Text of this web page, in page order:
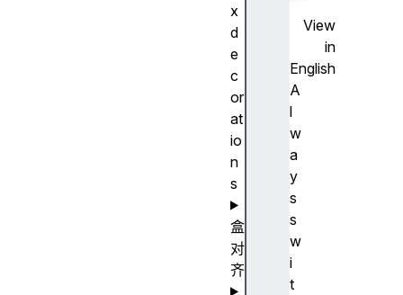
View
in
English
A
l
w
a
y
s
s
w
i
t
x
d
e
c
or
at
io
n
s
盒
对
齐